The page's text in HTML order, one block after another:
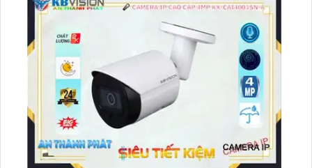
Starlight, cho phép xem hình ảnh rõ ràng và chi tiết
vào ban đêm. Với thiết kế thân kim loại, camera
không bị thay đổi chất lượng truyền qua các công
nghệ AHD, CVI, TVI và BCS HD. Bên cạnh đó,
camera cũng có khả năng thu âm, giúp hoạt động
ổn định và đáp ứng nhu cầu giám sát của công trình.